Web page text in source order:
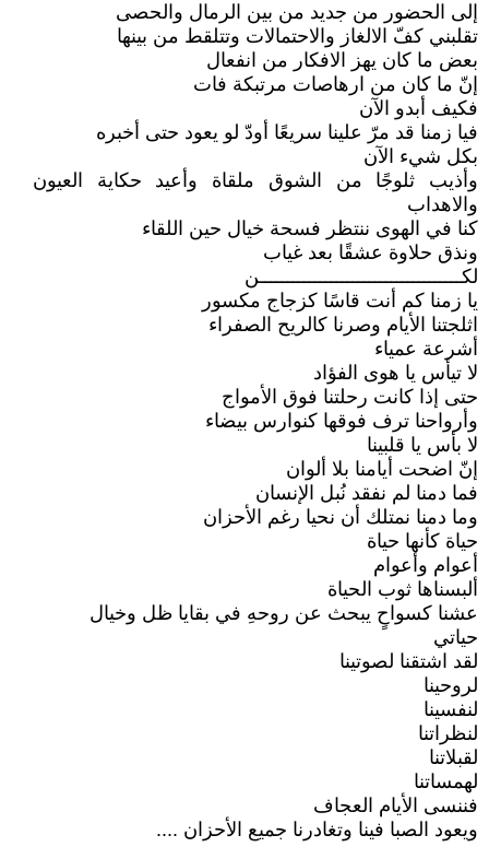
إلى الحضور من جديد من بين الرمال والحصى
تقلبني كفّ الالغاز والاحتمالات وتتلقط من بينها
بعض ما كان يهز الافكار من انفعال
إنّ ما كان من ارهاصات مرتبكة فات
فكيف أبدو الآن
فيا زمنا قد مرّ علينا سريعًا أودّ لو يعود حتى أخبره
بكل شيء الآن
وأذيب ثلوجًا من الشوق ملقاة وأعيد حكاية العيون
والاهداب
كنا في الهوى ننتظر فسحة خيال حين اللقاء
ونذق حلاوة عشقًا بعد غياب
لكـــــــــــــــــــــــــــــــــــــن
يا زمنا كم أنت قاسًا كزجاج مكسور
اثلجتنا الأيام وصرنا كالريح الصفراء
أشرعة عمياء
لا تيأس يا هوى الفؤاد
حتى إذا كانت رحلتنا فوق الأمواج
وأرواحنا ترف فوقها كنوارس بيضاء
لا بأس يا قلبينا
إنّ اضحت أيامنا بلا ألوان
فما دمنا لم نفقد نُبل الإنسان
وما دمنا نمتلك أن نحيا رغم الأحزان
حياة كأنها حياة
أعوام وأعوام
ألبسناها ثوب الحياة
عشنا كسواحٍ يبحث عن روحهِ في بقايا ظل وخيال
حياتي
لقد اشتقنا لصوتينا
لروحينا
لنفسينا
لنظراتنا
لقبلاتنا
لهمساتنا
فننسى الأيام العجاف
ويعود الصبا فينا وتغادرنا جميع الأحزان ....